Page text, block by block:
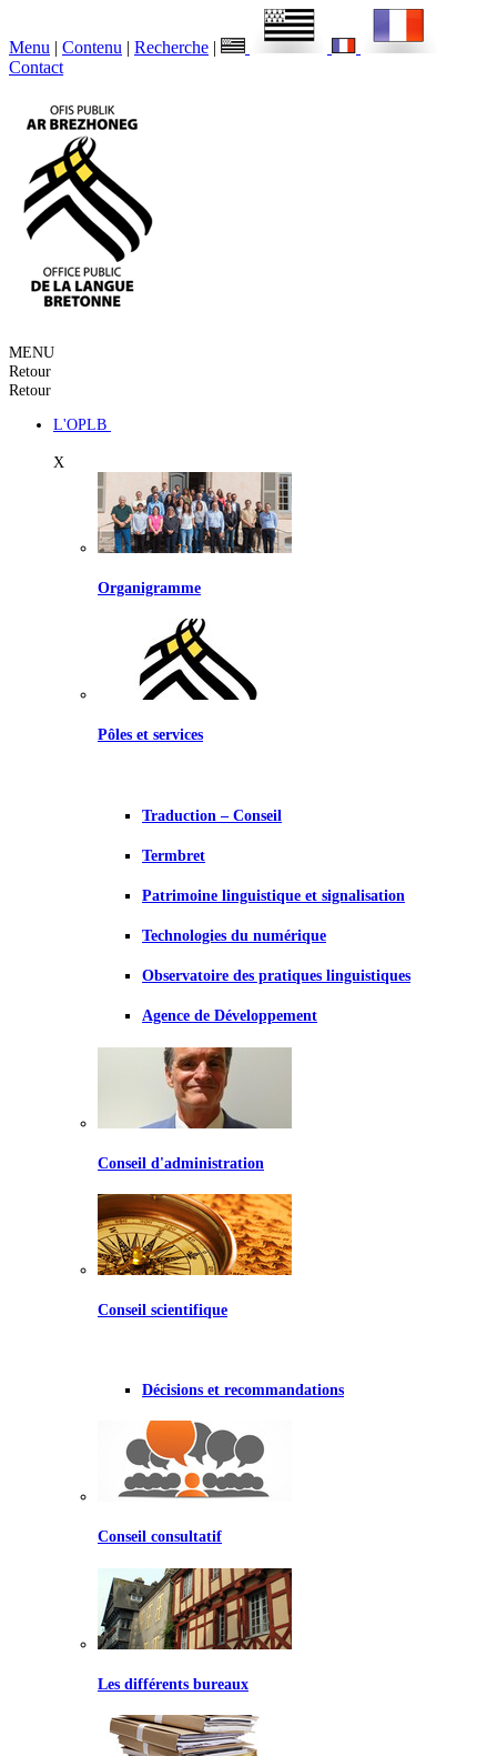
Menu | Contenu | Recherche |
Contact
MENU
Retour
Retour
L'OPLB
X
Organigramme
Pôles et services
Traduction – Conseil
Termbret
Patrimoine linguistique et signalisation
Technologies du numérique
Observatoire des pratiques linguistiques
Agence de Développement
Conseil d'administration
Conseil scientifique
Décisions et recommandations
Conseil consultatif
Les différents bureaux